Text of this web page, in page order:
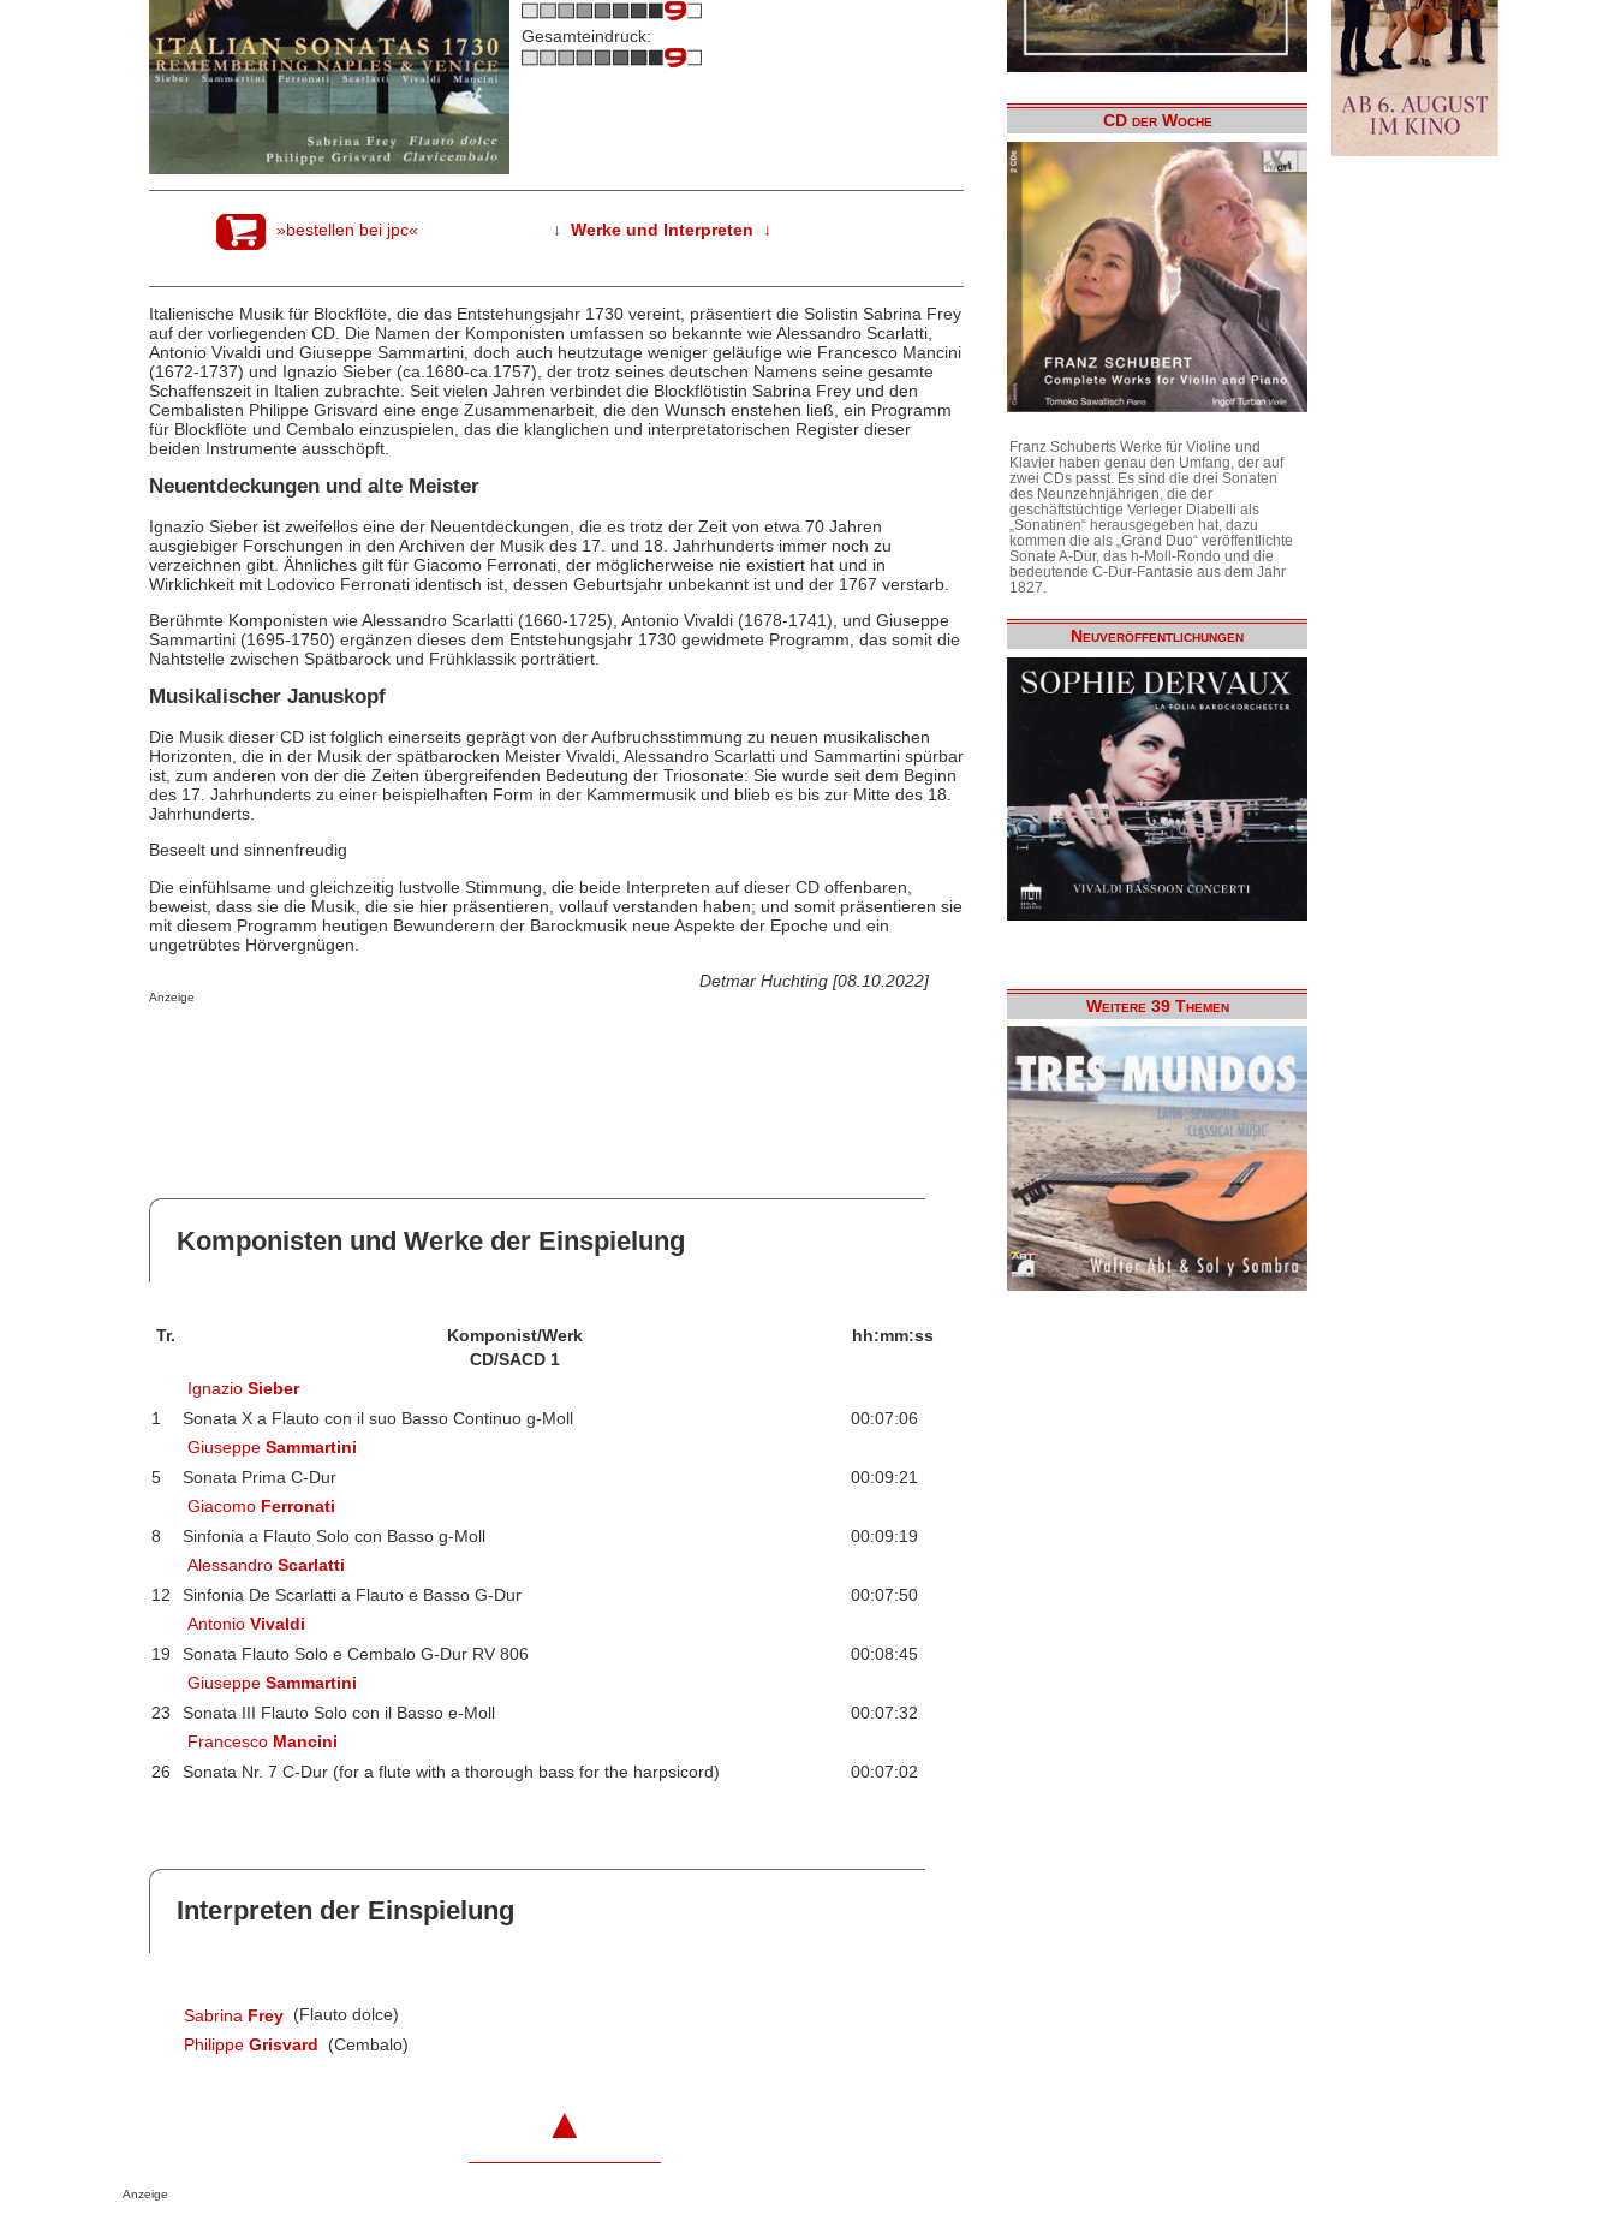
Gesamteindruck:
»bestellen bei jpc« ↓ Werke und Interpreten ↓
Italienische Musik für Blockflöte, die das Entstehungsjahr 1730 vereint, präsentiert die Solistin Sabrina Frey
auf der vorliegenden CD. Die Namen der Komponisten umfassen so bekannte wie Alessandro Scarlatti,
Antonio Vivaldi und Giuseppe Sammartini, doch auch heutzutage weniger geläufige wie Francesco Mancini
(1672-1737) und Ignazio Sieber (ca.1680-ca.1757), der trotz seines deutschen Namens seine gesamte
Schaffenszeit in Italien zubrachte. Seit vielen Jahren verbindet die Blockflötistin Sabrina Frey und den
Cembalisten Philippe Grisvard eine enge Zusammenarbeit, die den Wunsch enstehen ließ, ein Programm
für Blockflöte und Cembalo einzuspielen, das die klanglichen und interpretatorischen Register dieser
beiden Instrumente ausschöpft.
Neuentdeckungen und alte Meister
Ignazio Sieber ist zweifellos eine der Neuentdeckungen, die es trotz der Zeit von etwa 70 Jahren
ausgiebiger Forschungen in den Archiven der Musik des 17. und 18. Jahrhunderts immer noch zu
verzeichnen gibt. Ähnliches gilt für Giacomo Ferronati, der möglicherweise nie existiert hat und in
Wirklichkeit mit Lodovico Ferronati identisch ist, dessen Geburtsjahr unbekannt ist und der 1767 verstarb.
Berühmte Komponisten wie Alessandro Scarlatti (1660-1725), Antonio Vivaldi (1678-1741), und Giuseppe
Sammartini (1695-1750) ergänzen dieses dem Entstehungsjahr 1730 gewidmete Programm, das somit die
Nahtstelle zwischen Spätbarock und Frühklassik porträtiert.
Musikalischer Januskopf
Die Musik dieser CD ist folglich einerseits geprägt von der Aufbruchsstimmung zu neuen musikalischen
Horizonten, die in der Musik der spätbarocken Meister Vivaldi, Alessandro Scarlatti und Sammartini spürbar
ist, zum anderen von der die Zeiten übergreifenden Bedeutung der Triosonate: Sie wurde seit dem Beginn
des 17. Jahrhunderts zu einer beispielhaften Form in der Kammermusik und blieb es bis zur Mitte des 18.
Jahrhunderts.
Beseelt und sinnenfreudig
Die einfühlsame und gleichzeitig lustvolle Stimmung, die beide Interpreten auf dieser CD offenbaren,
beweist, dass sie die Musik, die sie hier präsentieren, vollauf verstanden haben; und somit präsentieren sie
mit diesem Programm heutigen Bewunderern der Barockmusik neue Aspekte der Epoche und ein
ungetrübtes Hörvergnügen.
Detmar Huchting [08.10.2022]
Anzeige
Komponisten und Werke der Einspielung
Tr. Komponist/Werk
hh:mm:ss
CD/SACD 1
IgnazioSieber
1
Sonata X a Flauto con il suo Basso Continuo g-Moll
00:07:06
GiuseppeSammartini
5
Sonata Prima C-Dur
00:09:21
Giacomo Ferronati
8
Sinfonia a Flauto Solo con Basso g-Moll
00:09:19
AlessandroScarlatti
12
Sinfonia De Scarlatti a Flauto e Basso G-Dur
00:07:50
AntonioVivaldi
19
Sonata Flauto Solo e Cembalo G-Dur RV 806
00:08:45
GiuseppeSammartini
23
Sonata III Flauto Solo con il Basso e-Moll
00:07:32
Francesco Mancini
26
Sonata Nr. 7 C-Dur (for a flute with a thorough bass for the harpsicord) 00:07:02
Interpreten der Einspielung
Sabrina Frey (Flauto dolce)
Philippe Grisvard (Cembalo)
▲
Anzeige
CD der Woche
Franz Schuberts Werke für Violine und
Klavier haben genau den Umfang, der auf
zwei CDs passt. Es sind die drei Sonaten
des Neunzehnjährigen, die der
geschäftstüchtige Verleger Diabelli als
„Sonatinen“ herausgegeben hat, dazu
kommen die als „Grand Duo“ veröffentlichte
Sonate A-Dur, das h-Moll-Rondo und die
bedeutende C-Dur-Fantasie aus dem Jahr
1827.
Neuveröffentlichungen
Weitere 39 Themen